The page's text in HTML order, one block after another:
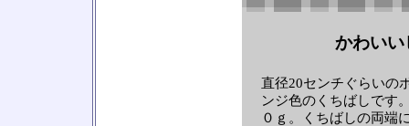
かわいい
直径20センチぐらいの
ンジ色のくちばしです
０ｇ。くちばしの両端